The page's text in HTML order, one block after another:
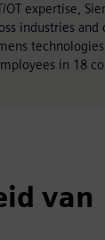
expertise,
industries and
in 18
van